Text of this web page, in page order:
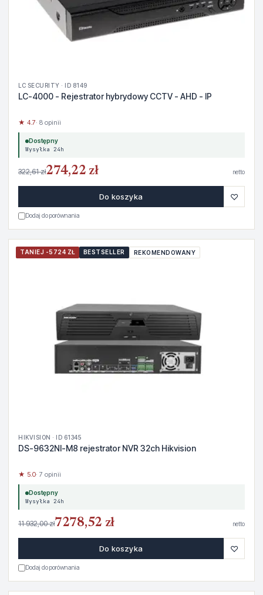
LC SECURITY · ID 8149
LC-4000 - Rejestrator hybrydowy CCTV - AHD - IP
★ 4.7· 8 opinii
Dostępny
Wysyłka 24h
322,61 zł274,22 zł netto
Do koszyka ♡
Dodaj do porównania
TANIEJ -5724 ZŁ BESTSELLER REKOMENDOWANY
HIKVISION · ID 61345
DS-9632NI-M8 rejestrator NVR 32ch Hikvision
★ 5.0· 7 opinii
Dostępny
Wysyłka 24h
11 932,00 zł7278,52 zł netto
Do koszyka ♡
Dodaj do porównania